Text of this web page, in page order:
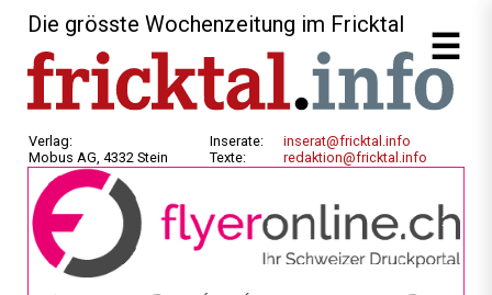
Die grösste Wochenzeitung im Fricktal
Verlag:
Mobus AG, 4332 Stein
Inserate:
Texte:
inserat@fricktal.info
redaktion@fricktal.info